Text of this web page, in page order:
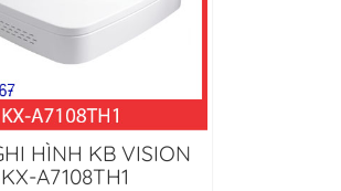
HÌNH KB VISION
KX-A7108TH1